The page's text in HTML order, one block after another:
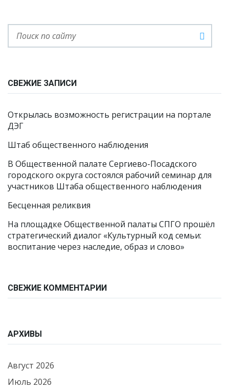
СВЕЖИЕ ЗАПИСИ
Открылась возможность регистрации на портале
ДЭГ
Штаб общественного наблюдения
В Общественной палате Сергиево-Посадского
городского округа состоялся рабочий семинар для
участников Штаба общественного наблюдения
Бесценная реликвия
На площадке Общественной палаты СПГО прошёл
стратегический диалог «Культурный код семьи:
воспитание через наследие, образ и слово»
СВЕЖИЕ КОММЕНТАРИИ
АРХИВЫ
Август 2026
Июль 2026